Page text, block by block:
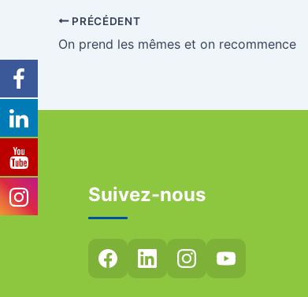
PRÉCÉDENT
On prend les mêmes et on recommence
Suivez-nous